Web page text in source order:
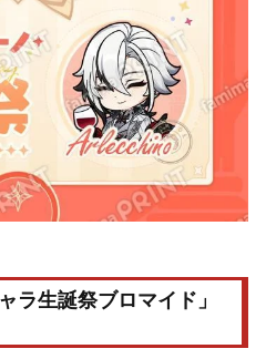
ラ生誕祭ブロマイド」